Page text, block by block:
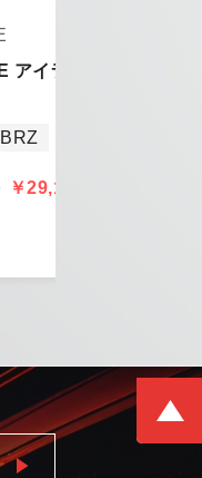
アイライン for ZD8
￥29,106 (税込)